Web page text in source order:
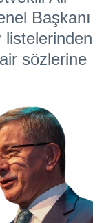
Başkanı
sözlerine